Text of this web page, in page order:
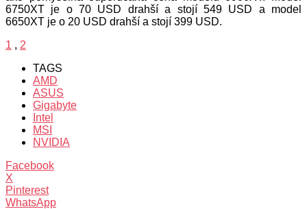
6750XT je o 70 USD drahší a stojí 549 USD a model
6650XT je o 20 USD drahší a stojí 399 USD.
1 , 2
TAGS
AMD
ASUS
Gigabyte
Intel
MSI
NVIDIA
Facebook
X
Pinterest
WhatsApp